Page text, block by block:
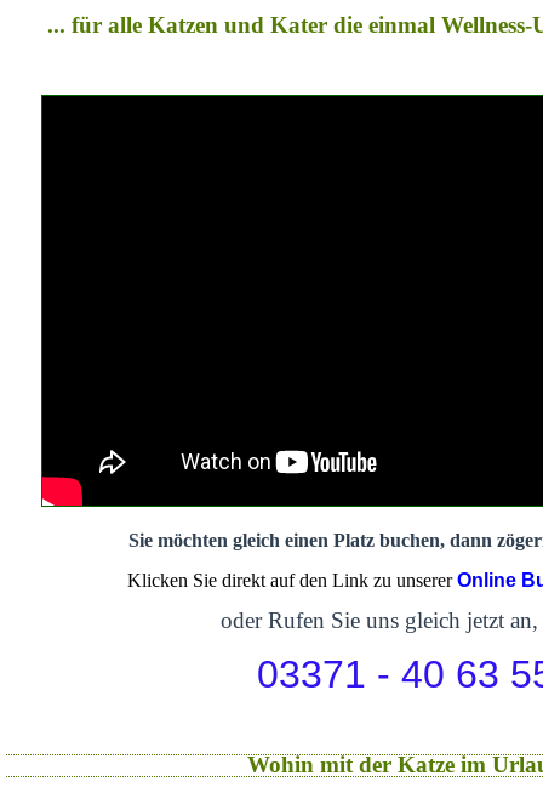
... für alle Katzen und Kater die einmal
Sie möchten gleich einen Platz buchen, dann
Klicken Sie direkt auf den Link zu unsererOnline
oder Rufen Sie uns gleich jetzt an,
03371 - 40 63
Wohin mit der Katze im